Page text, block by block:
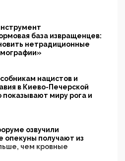
база извращенцев:
нетрадиционные
нацистов и
в Киево-Печерской
миру рога и
озвучили
получают из
чем кровные